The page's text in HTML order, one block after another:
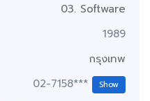
03. Software
1989
กรุงเทพ
02-7158*** Show